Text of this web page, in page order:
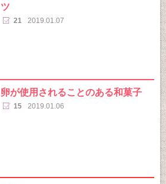
ツ
21 2019.01.07
卵が使用されることのある和菓子
15 2019.01.06